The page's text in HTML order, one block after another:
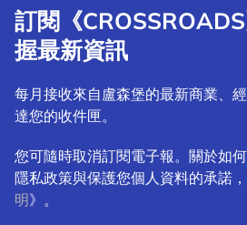
訂閱《
握最新資訊
每月接收來自盧森堡的最新商業、
達您的收件匣。
您可隨時取消訂閱電子報。關於如
隱私政策與保護您個人資料的承諾
明》。